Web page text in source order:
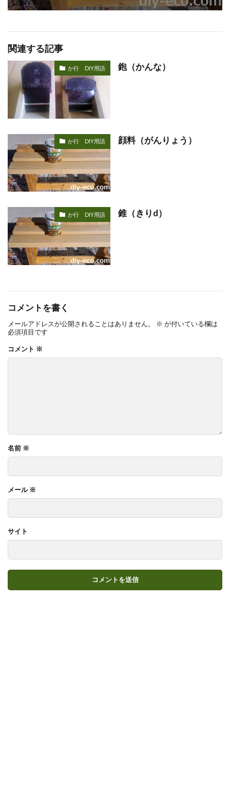
関連する記事
か行 DIY用語 鉋（かんな）
か行 DIY用語 顔料（がんりょう）
か行 DIY用語 錐（きりd）
コメントを書く
メールアドレスが公開されることはありません。 ※ が付いている欄は
必須項目です
コメント ※
名前 ※
メール ※
サイト